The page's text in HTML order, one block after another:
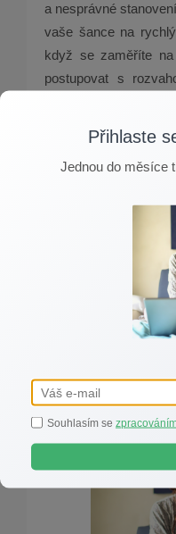
a nesprávné
vaše šance na
když se zaměříte
postupovat s
Pokud byste
s prodejem vaší
od odborníka a
Přihlaste se k
Jednou do měsíce
Přihlaste
Jednou do měsíce
Souhlasím se